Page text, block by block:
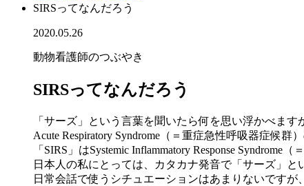
SIRSってなんだろう
2020.05.26
動物看護師のつぶやき
SIRSってなんだろう
「サーズ」という言葉を聞いたら何を思い浮かべま
Acute Respiratory Syndrome（＝重症急性呼吸器症候
「SIRS」はSystemic Inflammatory Response
日本人の私にとっては、カタカナ発音で「サーズ」
日常会話で使うシチュエーションはあまりないです